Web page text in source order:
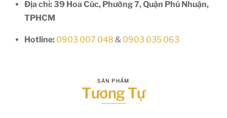
Địa chỉ: 39 Hoa Cúc, Phường 7, Quận Phú Nhuận,
TPHCM
Hotline: 0903 007 048 & 0903 035 063
SẢN PHẨM
Tương Tự